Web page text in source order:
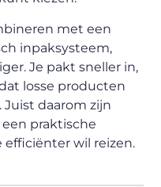
met een
inpak­systeem,
Je pakt sneller in,
losse producten
Juist daarom zijn
praktische
efficiënter wil reizen.